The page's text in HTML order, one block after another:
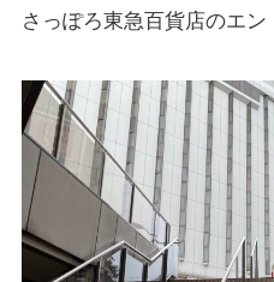
さっぽろ東急百貨店のエン